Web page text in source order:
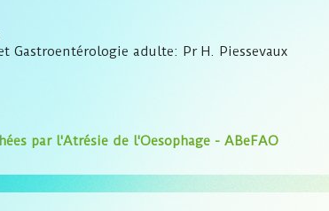
Gastroentérologie adulte: Pr H. Piessevaux
par l'Atrésie de l'Oesophage - ABeFAO